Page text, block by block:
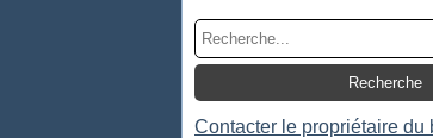
Contacter le propriétaire du